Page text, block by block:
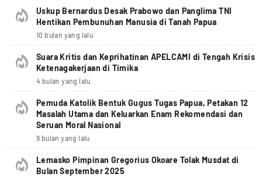
Uskup Bernardus Desak Prabowo dan Panglima TNI
Hentikan Pembunuhan Manusia di Tanah Papua
10 bulan yang lalu
Suara Kritis dan Keprihatinan APELCAMI di Tengah Krisis
Ketenagakerjaan di Timika
4 bulan yang lalu
Pemuda Katolik Bentuk Gugus Tugas Papua, Petakan 12
Masalah Utama dan Keluarkan Enam Rekomendasi dan
Seruan Moral Nasional
9 bulan yang lalu
Lemasko Pimpinan Gregorius Okoare Tolak Musdat di
Bulan September 2025